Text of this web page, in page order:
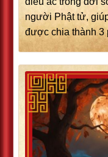
người Phật tử,
được chia thành 3